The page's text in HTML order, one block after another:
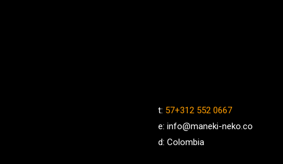
t: 57+312 552 0667
e: info@maneki-neko.co
d: Colombia